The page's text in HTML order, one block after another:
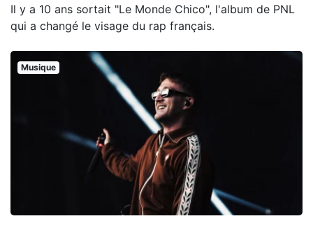
Il y a 10 ans sortait "Le Monde Chico", l'album de PNL
qui a changé le visage du rap français.
Musique